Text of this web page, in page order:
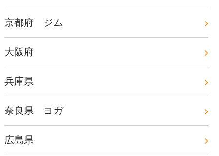
京都府 ジム
大阪府
兵庫県
奈良県 ヨガ
広島県